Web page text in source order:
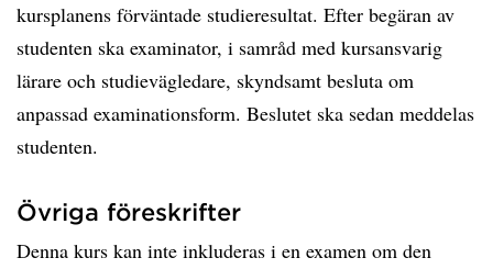
kursplanens förväntade studieresultat. Efter begäran av
studenten ska examinator, i samråd med kursansvarig
lärare och studievägledare, skyndsamt besluta om
anpassad examinationsform. Beslutet ska sedan meddelas
studenten.
Övriga föreskrifter
Denna kurs kan inte inkluderas i en examen om den